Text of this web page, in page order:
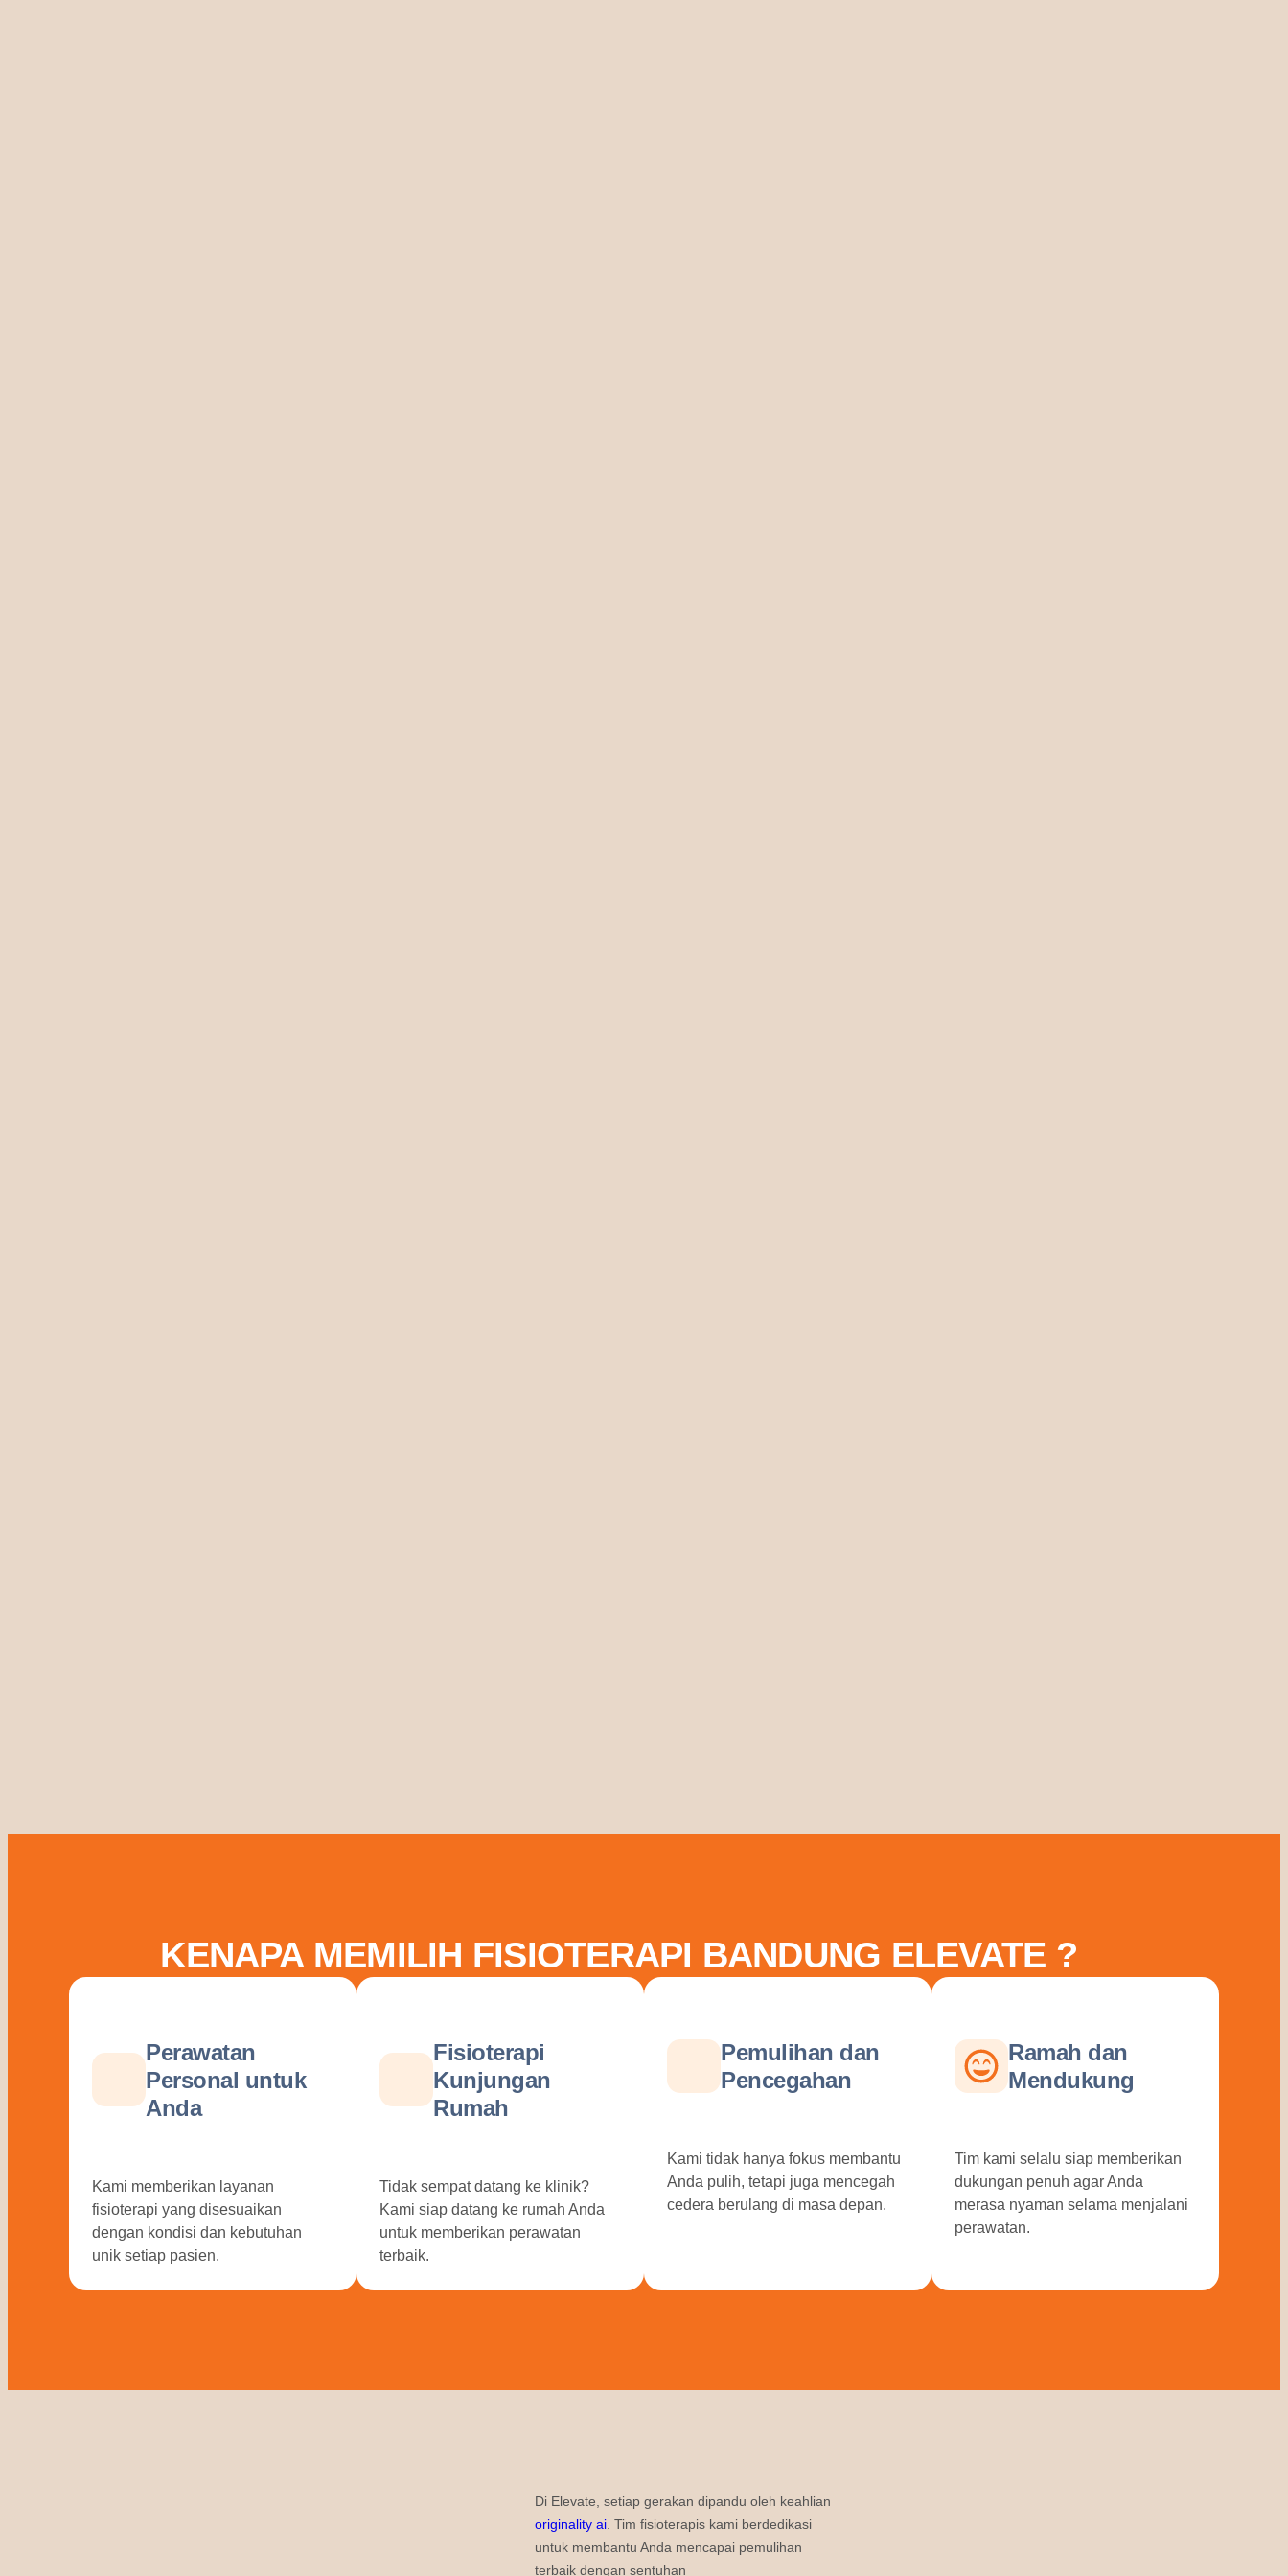
KENAPA MEMILIH FISIOTERAPI BANDUNG ELEVATE ?
Perawatan
Personal untuk
Anda
Kami memberikan layanan
fisioterapi yang disesuaikan
dengan kondisi dan kebutuhan
unik setiap pasien.
Fisioterapi
Kunjungan
Rumah
Tidak sempat datang ke klinik?
Kami siap datang ke rumah Anda
untuk memberikan perawatan
terbaik.
Pemulihan dan
Pencegahan
Kami tidak hanya fokus membantu
Anda pulih, tetapi juga mencegah
cedera berulang di masa depan.
Ramah dan
Mendukung
Tim kami selalu siap memberikan
dukungan penuh agar Anda
merasa nyaman selama menjalani
perawatan.
Di Elevate, setiap gerakan dipandu oleh keahlian
originality ai . Tim fisioterapis kami berdedikasi
untuk membantu Anda mencapai pemulihan
terbaik dengan sentuhan